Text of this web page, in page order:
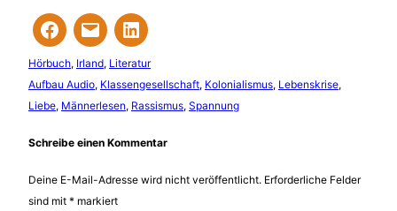
Hörbuch, Irland, Literatur
Aufbau Audio, Klassengesellschaft, Kolonialismus, Lebenskrise
Liebe, Männerlesen, Rassismus, Spannung
Schreibe einen Kommentar
Deine E-Mail-Adresse wird nicht veröffentlicht. Erforderliche Felder
sind mit * markiert